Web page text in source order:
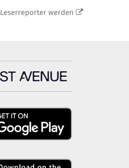
Leserreporter werden